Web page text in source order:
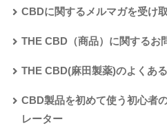
CBDに関するメルマガを受け
THE CBD（商品）に関するお
THE CBD(麻田製薬)のよくあ
CBD製品を初めて使う初心者
レーター